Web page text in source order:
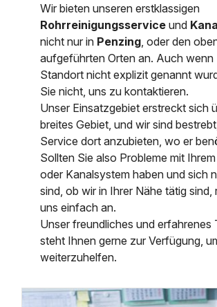
Wir bieten unseren erstklassigen
Rohrreinigungsserviceund
nicht nur in Penzing , oder den
aufgeführten Orten an. Auch wenn
Standort nicht explizit genannt
Sie nicht, uns zu kontaktieren.
Unser Einsatzgebiet erstreckt sich
breites Gebiet, und wir sind
Service dort anzubieten, wo er
Sollten Sie also Probleme mit
oder Kanalsystem haben und sich
sind, ob wir in Ihrer Nähe tätig sind,
uns einfach an.
Unser freundliches und erfahrenes
steht Ihnen gerne zur Verfügung,
weiterzuhelfen.